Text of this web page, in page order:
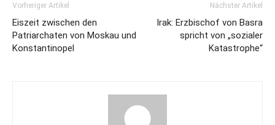
Vorheriger Artikel
Eiszeit zwischen den
Patriarchaten von Moskau und
Konstantinopel
Nächster Artikel
Irak: Erzbischof von Basra
spricht von „sozialer
Katastrophe“